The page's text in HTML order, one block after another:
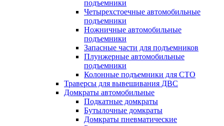
подъемники
Четырехстоечные автомобильные
подъемники
Ножничные автомобильные
подъемники
Запасные части для подъемников
Плунжерные автомобильные
подъемники
Колонные подъемники для СТО
Траверсы для вывешивания ДВС
Домкраты автомобильные
Подкатные домкраты
Бутылочные домкраты
Домкраты пневматические